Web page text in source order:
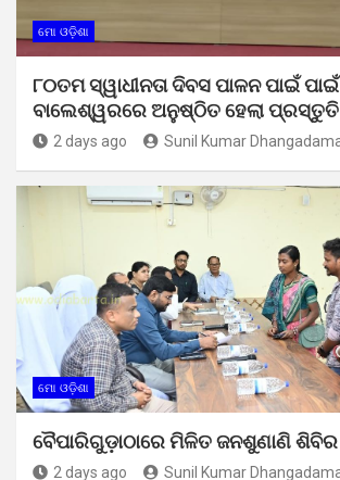
ମୋ ଓଡ଼ିଶା
୮୦ତମ ସ୍ୱାଧୀନତା ଦିବସ ପାଳନ ପାଇଁ ପାଇଁ
ବାଲେଶ୍ୱରରେ ଅନୁଷ୍ଠିତ ହେଲା
2 days ago Sunil Kumar
ମୋ ଓଡ଼ିଶା
ବୈପାରିଗୁଡ଼ାଠାରେ ମିଳିତ ଜନଶୁଣାଣି
2 days ago Sunil Kumar